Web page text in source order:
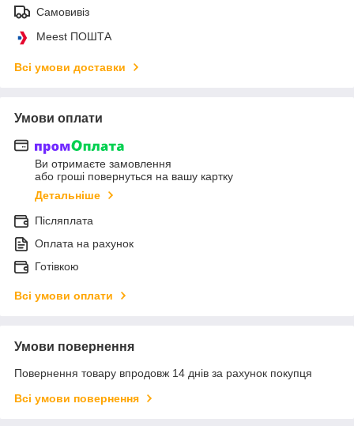
Самовивіз
Meest ПОШТА
Всі умови доставки
Умови оплати
Ви отримаєте замовлення
або гроші повернуться на вашу картку
Детальніше
Післяплата
Оплата на рахунок
Готівкою
Всі умови оплати
Умови повернення
Повернення товару впродовж 14 днів за рахунок покупця
Всі умови повернення